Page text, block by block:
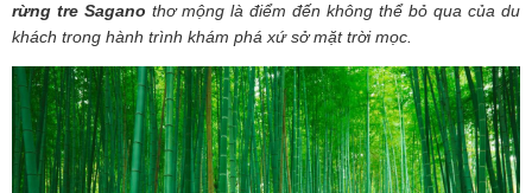
rừng tre Sagano thơ mộng là điểm đến không thể bỏ qua của du
khách trong hành trình khám phá xứ sở mặt trời mọc.